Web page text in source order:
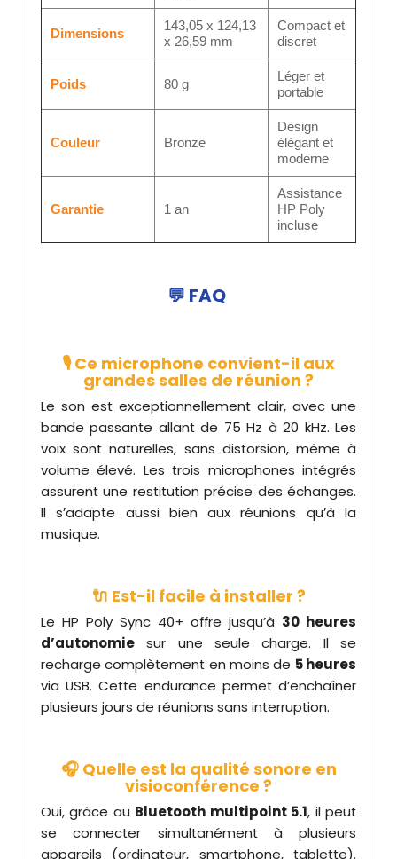
Dimensions
143,05 x 124,13
x 26,59 mm
Compact et
discret
Poids 80 g
Léger et
portable
Couleur Bronze
Design
élégant et
moderne
Garantie 1 an
Assistance
HP Poly
incluse
💬 FAQ
🎙️ Ce microphone convient-il aux
grandes salles de réunion ?
Le son est exceptionnellement clair, avec une
bande passante allant de 75 Hz à 20 kHz. Les
voix sont naturelles, sans distorsion, même à
volume élevé. Les trois microphones intégrés
assurent une restitution précise des échanges.
Il s’adapte aussi bien aux réunions qu’à la
musique.
🔌 Est-il facile à installer ?
Le HP Poly Sync 40+ offre jusqu’à 30 heures
d’autonomie sur une seule charge. Il se
recharge complètement en moins de 5 heures
via USB. Cette endurance permet d’enchaîner
plusieurs jours de réunions sans interruption.
🎧 Quelle est la qualité sonore en
visioconférence ?
Oui, grâce au Bluetooth multipoint 5.1, il peut
se connecter simultanément à plusieurs
appareils (ordinateur, smartphone, tablette).